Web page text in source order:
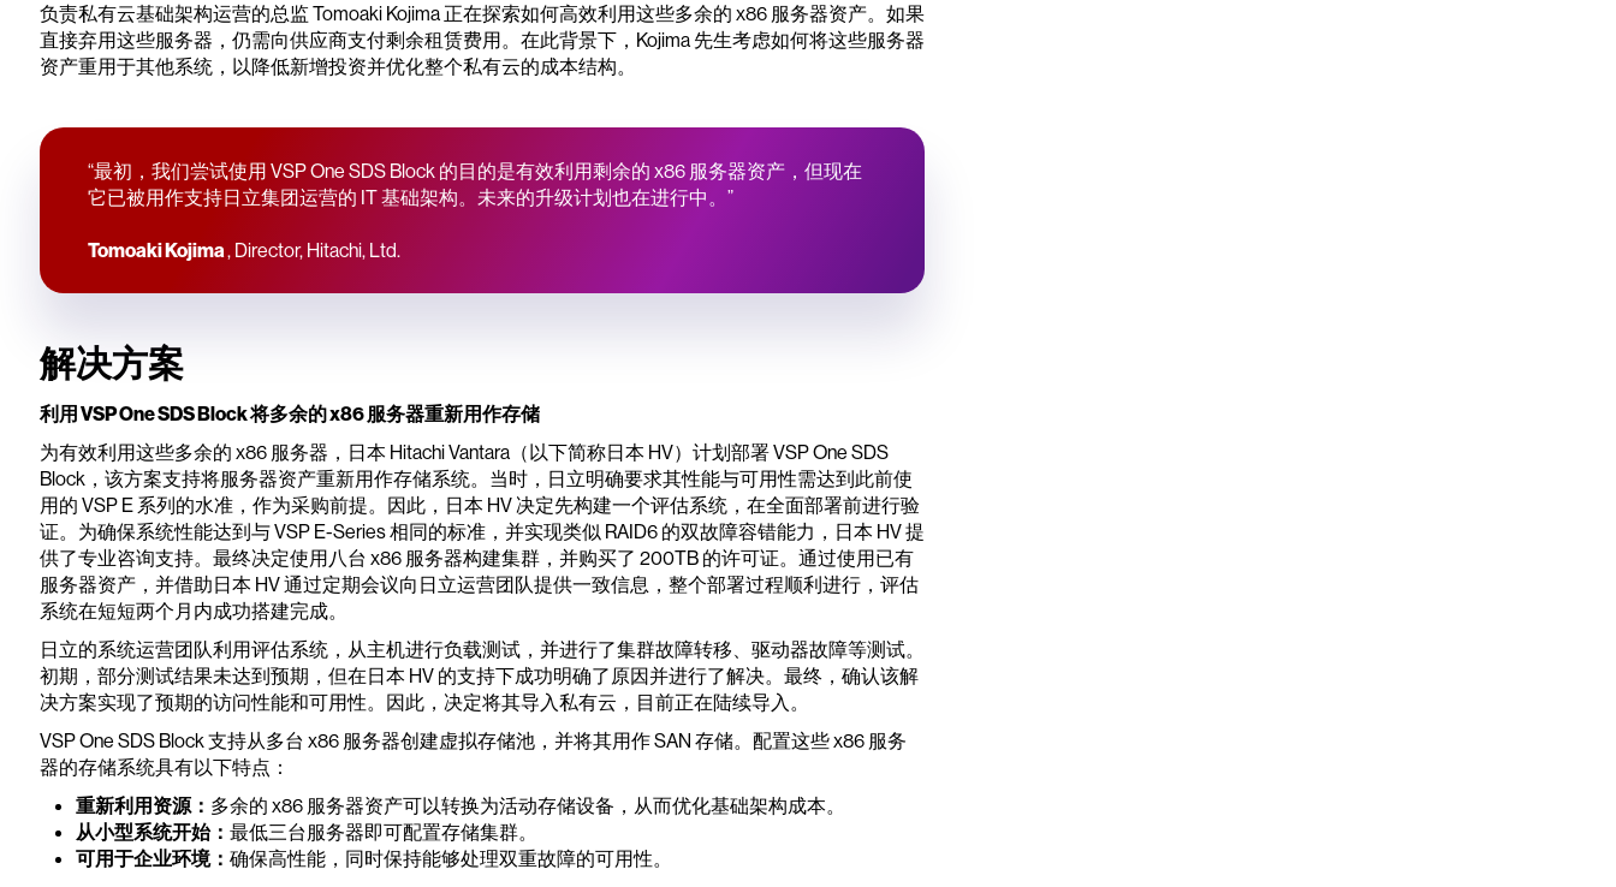
负责私有云基础架构运营的总监 Tomoaki Kojima 正在探索如何高效利用这些多余的 x86 服务器资产。如果
直接弃用这些服务器，仍需向供应商支付剩余租赁费用。在此背景下，Kojima 先生考虑如何将这些服务器
资产重用于其他系统，以降低新增投资并优化整个私有云的成本结构。
“最初，我们尝试使用 VSP One SDS Block 的目的是有效利用剩余的 x86 服务器资产，但现在
它已被用作支持日立集团运营的 IT 基础架构。未来的升级计划也在进行中。”
Tomoaki Kojima, Director, Hitachi, Ltd.
解决方案
利用 VSP One SDS Block 将多余的 x86 服务器重新用作存储
为有效利用这些多余的 x86 服务器，日本 Hitachi Vantara（以下简称日本 HV）计划部署 VSP One SDS
Block，该方案支持将服务器资产重新用作存储系统。当时，日立明确要求其性能与可用性需达到此前使
用的 VSP E 系列的水准，作为采购前提。因此，日本 HV 决定先构建一个评估系统，在全面部署前进行验
证。为确保系统性能达到与 VSP E-Series 相同的标准，并实现类似 RAID6 的双故障容错能力，日本 HV 提
供了专业咨询支持。最终决定使用八台 x86 服务器构建集群，并购买了 200TB 的许可证。通过使用已有
服务器资产，并借助日本 HV 通过定期会议向日立运营团队提供一致信息，整个部署过程顺利进行，评估
系统在短短两个月内成功搭建完成。
日立的系统运营团队利用评估系统，从主机进行负载测试，并进行了集群故障转移、驱动器故障等测试。
初期，部分测试结果未达到预期，但在日本 HV 的支持下成功明确了原因并进行了解决。最终，确认该解
决方案实现了预期的访问性能和可用性。因此，决定将其导入私有云，目前正在陆续导入。
VSP One SDS Block 支持从多台 x86 服务器创建虚拟存储池，并将其用作 SAN 存储。配置这些 x86 服务
器的存储系统具有以下特点：
重新利用资源： 多余的 x86 服务器资产可以转换为活动存储设备，从而优化基础架构成本。
从小型系统开始： 最低三台服务器即可配置存储集群。
可用于企业环境： 确保高性能，同时保持能够处理双重故障的可用性。